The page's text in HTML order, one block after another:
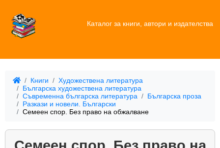
Каталог за книги, автори и издателства
Книги
Художествена литература
Българска художествена литература
Съвременна българска литература
Българска проза
Разкази и новели. Български
Семеен спор. Без право на обжалване